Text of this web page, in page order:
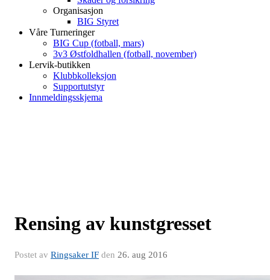
Organisasjon
BIG Styret
Våre Turneringer
BIG Cup (fotball, mars)
3v3 Østfoldhallen (fotball, november)
Lervik-butikken
Klubbkolleksjon
Supportutstyr
Innmeldingsskjema
Rensing av kunstgresset
Postet av Ringsaker IF den 26. aug 2016